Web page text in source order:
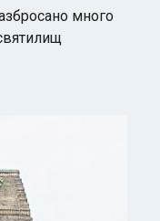
много